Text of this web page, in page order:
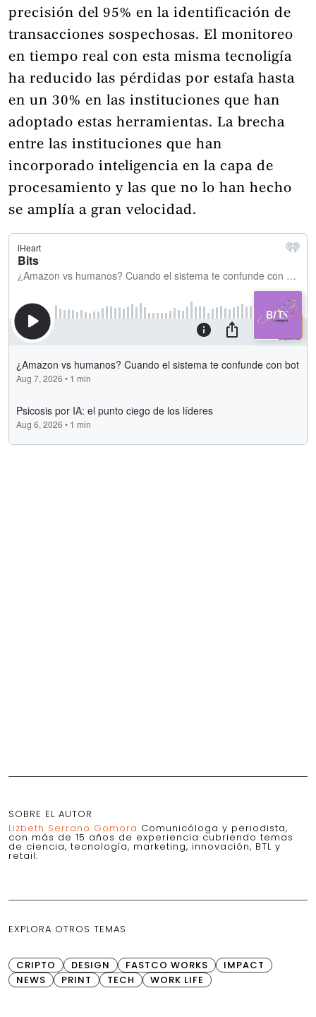
precisión del 95% en la identificación de
transacciones sospechosas. El monitoreo
en tiempo real con esta misma tecnoligía
ha reducido las pérdidas por estafa hasta
en un 30% en las instituciones que han
adoptado estas herramientas. La brecha
entre las instituciones que han
incorporado inteligencia en la capa de
procesamiento y las que no lo han hecho
se amplía a gran velocidad.
SOBRE EL AUTOR
Lizbeth Serrano Gomora Comunicóloga y periodista,
con más de 15 años de experiencia cubriendo temas
de ciencia, tecnología, marketing, innovación, BTL y
retail.
EXPLORA OTROS TEMAS
CRIPTO DESIGN FASTCO WORKS
IMPACT
NEWS
PRINT TECH WORK LIFE